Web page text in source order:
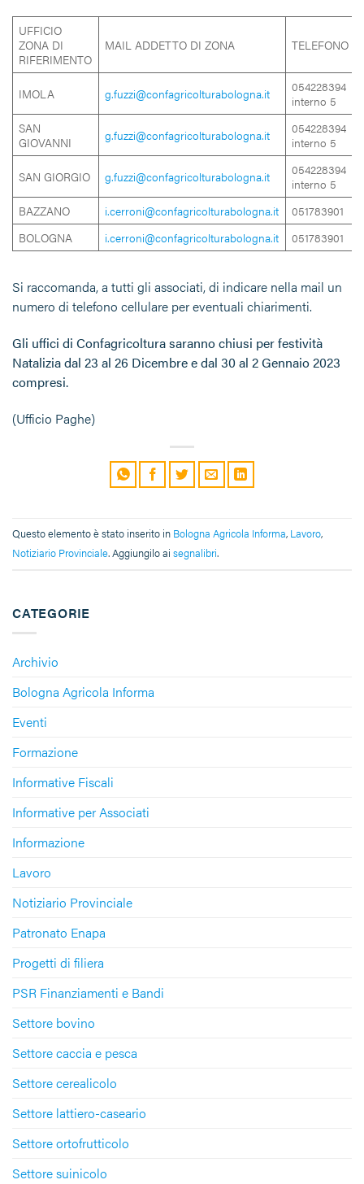
CATEGORIE
Archivio
Bologna Agricola Informa
Eventi
Formazione
Informative Fiscali
Informative per Associati
Informazione
Lavoro
Notiziario Provinciale
Patronato Enapa
Progetti di filiera
PSR Finanziamenti e Bandi
Settore bovino
Settore caccia e pesca
Settore cerealicolo
Settore lattiero-caseario
Settore ortofrutticolo
Settore suinicolo
UFFICIO
ZONA DI
RIFERIMENTO
MAIL ADDETTO DI ZONA TELEFONO
IMOLA g.fuzzi@confagricolturabologna.it
054228394
interno 5
SAN
GIOVANNI
g.fuzzi@confagricolturabologna.it
054228394
interno 5
SAN GIORGIO g.fuzzi@confagricolturabologna.it
054228394
interno 5
BAZZANO
i.cerroni@confagricolturabologna.it
051783901
BOLOGNA
i.cerroni@confagricolturabologna.it 051783901
Si raccomanda, a tutti gli associati, di indicare nella mail un
numero di telefono cellulare per eventuali chiarimenti.
Gli uffici di Confagricoltura saranno chiusi per festività
Natalizia dal 23 al 26 Dicembre e dal 30 al 2 Gennaio 2023
compresi.
(Ufficio Paghe)
Questo elemento è stato inserito in Bologna Agricola Informa, Lavoro,
Notiziario Provinciale. Aggiungilo ai segnalibri.